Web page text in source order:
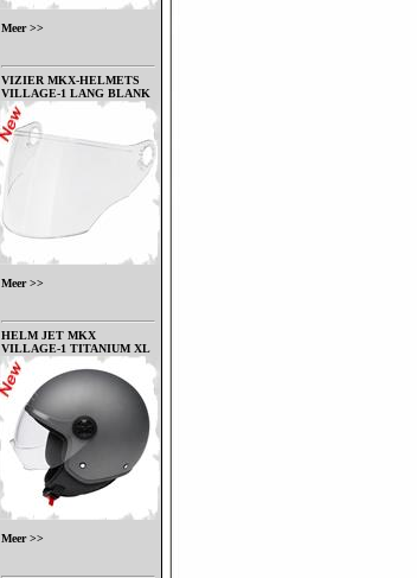
Meer >>
VIZIER MKX-HELMETS
VILLAGE-1 LANG BLANK
Meer >>
HELM JET MKX
VILLAGE-1 TITANIUM XL
Meer >>